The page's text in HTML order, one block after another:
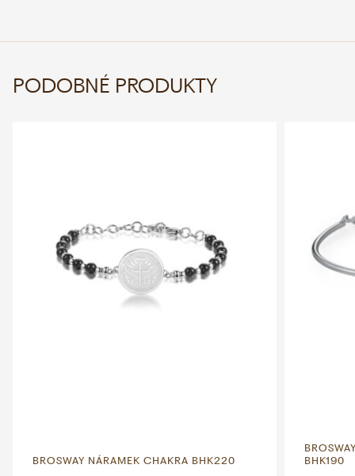
PODOBNÉ PRODUKTY
BROSWAY NÁRAMEK CHAKRA BHK220
BHK190